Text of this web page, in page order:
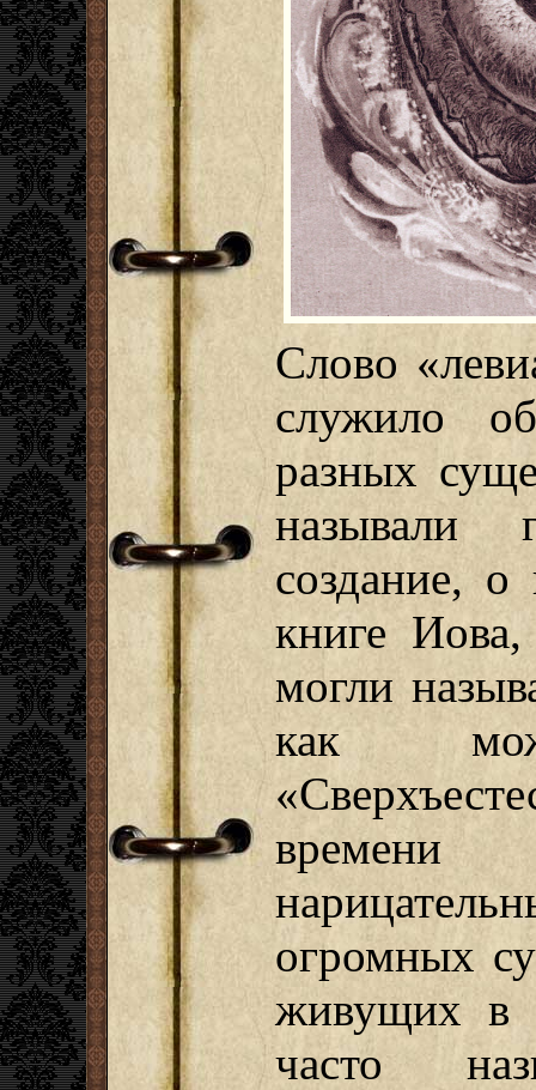
Слово
служило
разных
называли
создание,
книге
могли
как
времени
огромных
живущих в
часто